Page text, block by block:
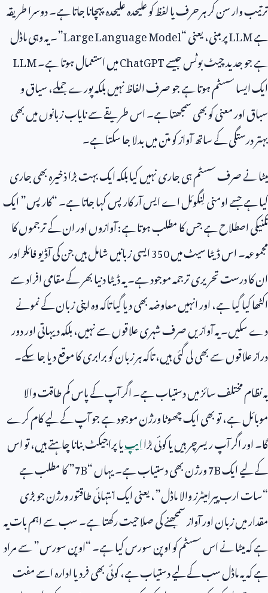
ترتیب وار سن کر ہر حرف یا لفظ کو علیحدہ علیحدہ پہچانا جاتا ہے۔ دوسرا طریقہ
ہےLLMپر مبنی، یعنی “Large Language Model”۔ یہ وہی ماڈل
ہے جو جدید چیٹ بوٹس جیسےChatGPTمیں استعمال ہوتا ہے۔LLM
ایک ایسا سسٹم ہوتا ہے جو صرف الفاظ نہیں بلکہ پورے جملے، سیاق و
سباق اور معنی کو بھی سمجھتا ہے۔ اس طریقے سے نایاب زبانوں میں بھی
بہتر درستگی کے ساتھ آواز کو متن میں بدلا جا سکتا ہے۔
میٹا نے صرف سسٹم ہی جاری نہیں کیا بلکہ ایک بہت بڑا ذخیرہ بھی جاری
کیا ہے جسے اومنی لِنگوئل اے ایس آر کارپس کہا جاتا ہے۔ “کارپس” ایک
تکنیکی اصطلاح ہے جس کا مطلب ہوتا ہے: آوازوں اور ان کے ترجموں کا
مجموعہ۔ اس ڈیٹا سیٹ میں350ایسی زبانیں شامل ہیں جن کی آڈیو فائلز اور
ان کا درست تحریری ترجمہ موجود ہے۔ یہ ڈیٹا دنیا بھر کے مقامی افراد سے
اکٹھا کیا گیا ہے، اور انہیں معاوضہ بھی دیا گیا تاکہ وہ اپنی زبان کے نمونے
دے سکیں۔ یہ آوازیں صرف شہری علاقوں سے نہیں، بلکہ دیہاتی اور دور
دراز علاقوں سے بھی لی گئی ہیں، تاکہ ہر زبان کو برابری کا موقع دیا جا سکے۔
یہ نظام مختلف سائز میں دستیاب ہے۔ اگر آپ کے پاس کم طاقت والا
موبائل ہے، تو بھی ایک چھوٹا ورژن موجود ہے جو آپ کے لیے کام کرے
گا۔ اور اگر آپ ریسرچر ہیں یا کوئی بڑاایپیا پراجیکٹ بنانا چاہتے ہیں، تو اس
کے لیے ایک7Bورژن بھی دستیاب ہے۔ یہاں “7B” کا مطلب ہے
“سات ارب پیرامیٹرز والا ماڈل”، یعنی ایک انتہائی طاقتور ورژن جو بڑی
مقدار میں زبان اور آواز سمجھنے کی صلاحیت رکھتا ہے۔ سب سے اہم بات یہ
ہے کہ میٹا نے اس سسٹم کو اوپن سورس کیا ہے۔ “اوپن سورس” سے مراد
ہے کہ یہ ماڈل سب کے لیے دستیاب ہے، کوئی بھی فرد یا ادارہ اسے مفت